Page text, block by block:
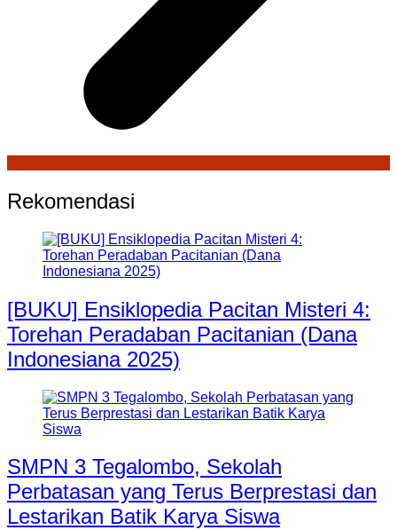
Rekomendasi
[BUKU] Ensiklopedia Pacitan Misteri 4:
Torehan Peradaban Pacitanian (Dana
Indonesiana 2025)
SMPN 3 Tegalombo, Sekolah
Perbatasan yang Terus Berprestasi dan
Lestarikan Batik Karya Siswa